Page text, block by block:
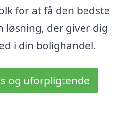
for at få den bedste
løsning, der giver dig
i din bolighandel.
og uforpligtende